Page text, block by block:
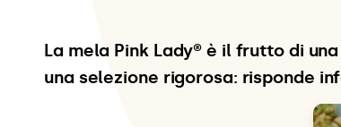
La mela Pink Lady® è il frutto di
una selezione rigorosa: risponde